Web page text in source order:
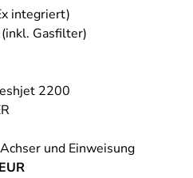
integriert)
Gasfilter)
2200
und Einweisung